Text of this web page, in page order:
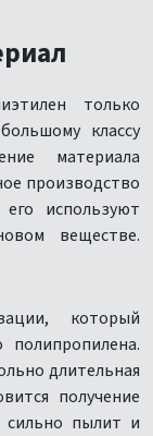
только
классу
материала
производство
используют
веществе.
который
полипропилена.
длительная
получение
сильно пылит и